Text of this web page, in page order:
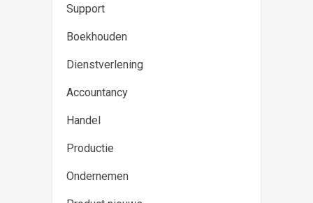
Support
Boekhouden
Dienstverlening
Accountancy
Handel
Productie
Ondernemen